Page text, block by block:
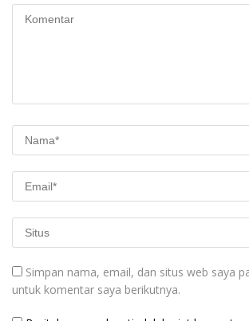
Simpan nama, email, dan situs web saya
untuk komentar saya berikutnya.